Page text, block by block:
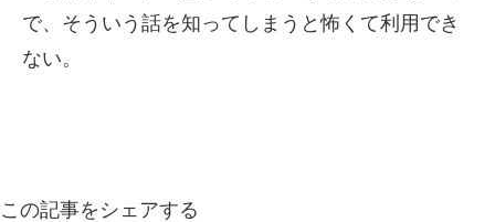
で、そういう話を知ってしまうと怖くて利用でき
ない。
この記事をシェアする